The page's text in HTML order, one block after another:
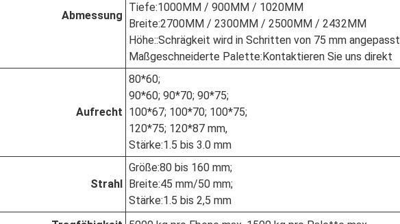
Abmessung
Tiefe:1000MM / 900MM / 1020MM
Breite:2700MM / 2300MM / 2500MM / 2432MM
Höhe::Schrägkeit wird in Schritten von 75 mm angepasst
Maßgeschneiderte Palette:Kontaktieren Sie uns direkt
Aufrecht
80*60;
90*60; 90*70; 90*75;
100*67; 100*70; 100*75;
120*75; 120*87 mm,
Stärke:1.5 bis 3.0 mm
Strahl
Größe:80 bis 160 mm;
Breite:45 mm/50 mm;
Stärke:1.5 bis 2,5 mm